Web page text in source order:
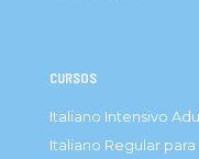
CURSOS
Italiano Intensivo
Italiano Regular